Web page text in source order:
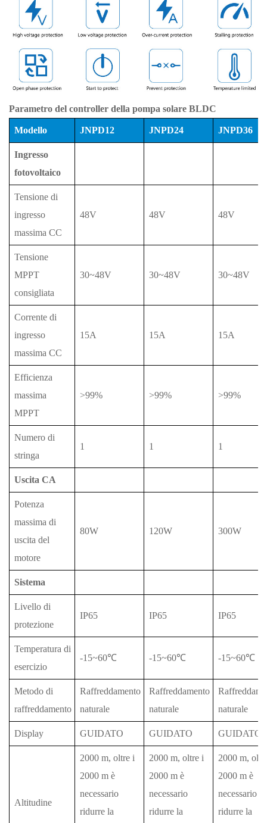
Parametro del controller della pompa solare BLDC
Modello JNPD12 JNPD24 JNPD36
Ingresso
fotovoltaico
Tensione di
ingresso
massima CC
48V 48V 48V
Tensione
MPPT
consigliata
30~48V 30~48V 30~48V
Corrente di
ingresso
massima CC
15A 15A 15A
Efficienza
massima
MPPT
>99% >99% >99%
Numero di
stringa
1 1 1
Uscita CA
Potenza
massima di
uscita del
motore
80W 120W 300W
Sistema
Livello di
protezione
IP65 IP65 IP65
Temperatura di
esercizio
-15~60℃ -15~60℃ -15~60℃
Metodo di
raffreddamento
Raffreddamento
naturale
Raffreddamento
naturale
naturale
Display GUIDATO GUIDATO GUIDATO
Altitudine
2000 m, oltre i
2000 m è
necessario
ridurre la
2000 m, oltre i
2000 m è
necessario
ridurre la
2000 m,
2000 m è
necessario
ridurre la